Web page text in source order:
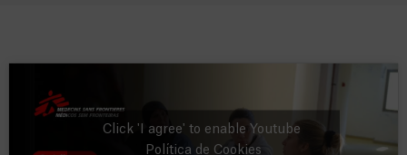
Click 'I agree' to enable Youtube
Política de Cookies